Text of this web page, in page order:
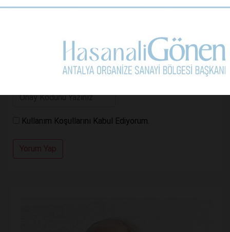
Kullanım Koşullarını Kabul Ediyorum.
Yorum Yap